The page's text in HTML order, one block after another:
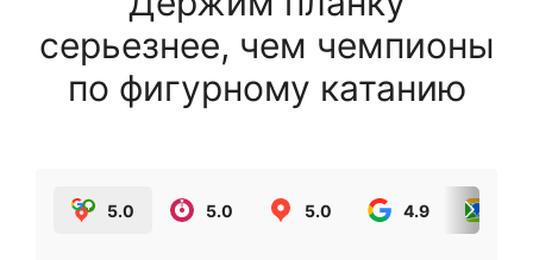
серьезнее, чем чемпионы
по фигурному катанию
5.0 5.0 5.0 4.9